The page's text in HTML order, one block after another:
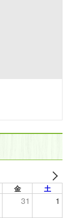
金 土
31 1